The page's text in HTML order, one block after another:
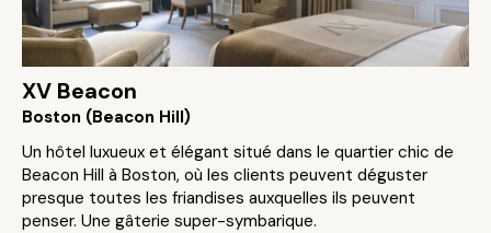
XV Beacon
Boston (Beacon Hill)
Un hôtel luxueux et élégant situé dans le quartier chic de
Beacon Hill à Boston, où les clients peuvent déguster
presque toutes les friandises auxquelles ils peuvent
penser. Une gâterie super-symbarique.